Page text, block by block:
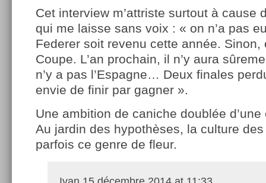
Cet interview m’attriste surtout à cause
qui me laisse sans voix : « on n’a pas
Federer soit revenu cette année. Sinon,
Coupe. L’an prochain, il n’y aura
n’y a pas l’Espagne… Deux finales
envie de finir par gagner ».
Une ambition de caniche doublée
Au jardin des hypothèses, la culture
parfois ce genre de fleur.